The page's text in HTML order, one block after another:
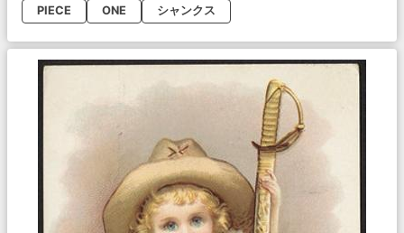
PIECE
ONE シャンクス